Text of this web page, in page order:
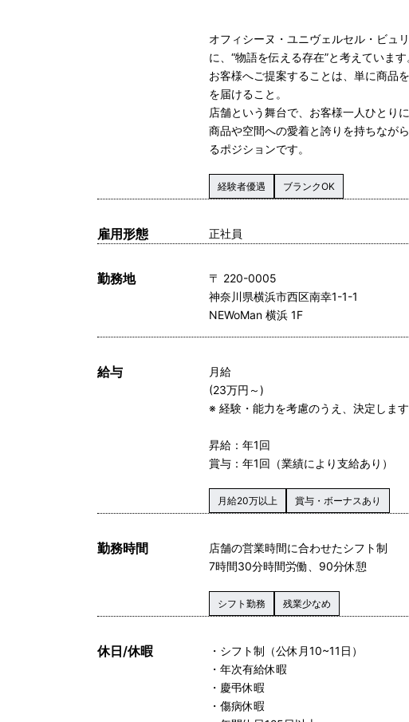
オフィシーヌ・ユニヴェルセル・ビュ
に、“物語を伝える存在”と考えています
お客様へご提案することは、単に商品
を届けること。
店舗という舞台で、お客様一人ひとり
商品や空間への愛着と誇りを持ちなが
るポジションです。
経験者優遇 ブランクOK
雇用形態 正社員
勤務地
〒 220-0005
神奈川県横浜市西区南幸1-1-1
NEWoMan 横浜 1F
給与
月給
(23万円～)
※ 経験・能力を考慮のうえ、決定します
昇給：年1回
賞与：年1回（業績により支給あり）
月給20万以上 賞与・ボーナスあり
勤務時間
店舗の営業時間に合わせたシフト制
7時間30分時間労働、90分休憩
シフト勤務 残業少なめ
休日/休暇
・シフト制（公休月10~11日）
・年次有給休暇
・慶弔休暇
・傷病休暇